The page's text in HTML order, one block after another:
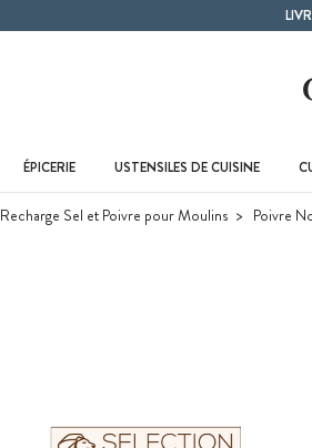
ÉPICERIE USTENSILES DE CUISINE
Recharge Sel et Poivre pour Moulins Poivre